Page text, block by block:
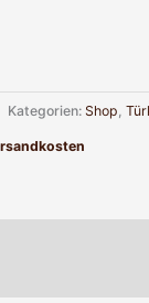
Kategorien: Shop,